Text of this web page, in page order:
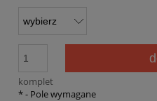
komplet
*- Pole wymagane